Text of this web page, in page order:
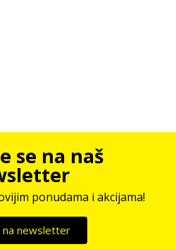
se na naš
ponudama i akcijama!
na newsletter